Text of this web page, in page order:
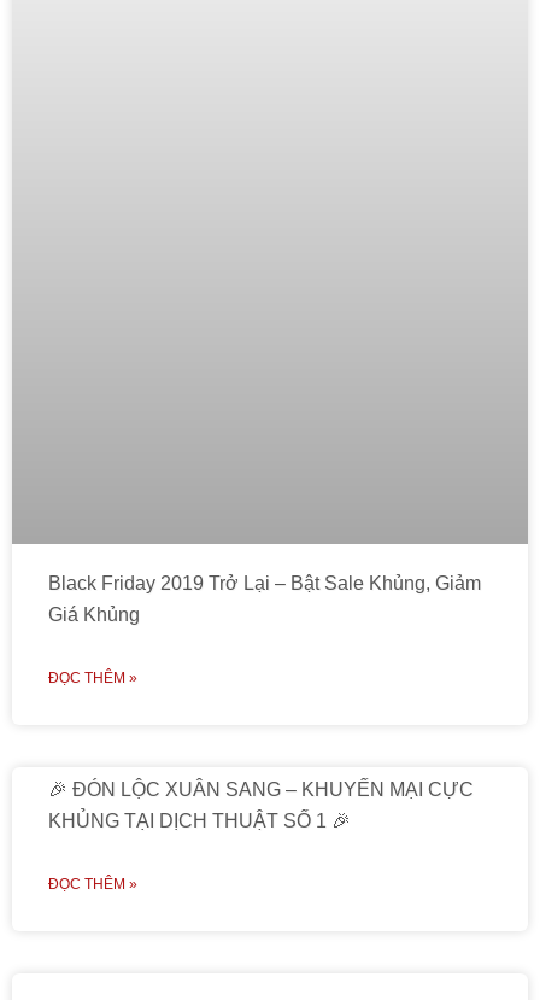
Black Friday 2019 Trở Lại – Bật Sale Khủng, Giảm
Giá Khủng
ĐỌC THÊM »
🎉 ĐÓN LỘC XUÂN SANG – KHUYẾN MẠI CỰC
KHỦNG TẠI DỊCH THUẬT SỐ 1 🎉
ĐỌC THÊM »